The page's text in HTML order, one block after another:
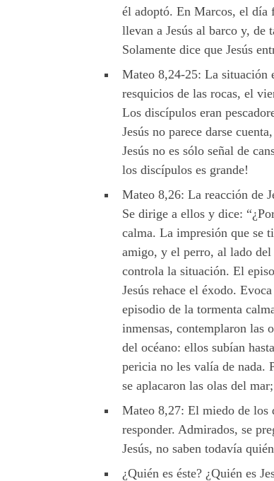
él adoptó. En Marcos, el día
llevan a Jesús al barco y, de
Solamente dice que Jesús
Mateo 8,24-25: La situación
resquicios de las rocas, el
Los discípulos eran
Jesús no parece darse
Jesús no es sólo señal de
los discípulos es grande!
Mateo 8,26: La reacción de
Se dirige a ellos y dice:
calma. La impresión que se
amigo, y el perro, al lado del
controla la situación. El
Jesús rehace el éxodo.
episodio de la tormenta
inmensas, contemplaron las
del océano: ellos subían
pericia no les valía de nada.
se aplacaron las olas del
Mateo 8,27: El miedo de los
responder. Admirados, se
Jesús, no saben todavía
¿Quién es éste? ¿Quién es